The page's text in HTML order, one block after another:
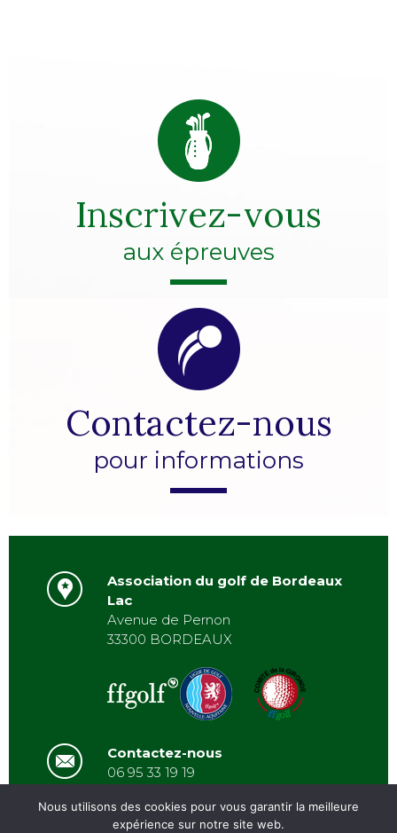
Inscrivez-vous
aux épreuves
Contactez-nous
pour informations
Association du golf de Bordeaux
Lac
Avenue de Pernon
33300 BORDEAUX
Contactez-nous
06 95 33 19 19
Nous utilisons des cookies pour vous garantir la meilleure
expérience sur notre site web.